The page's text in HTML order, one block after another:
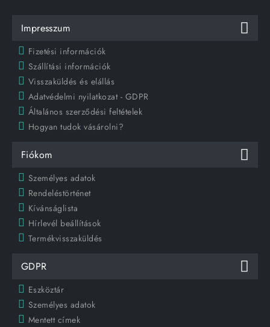
Impresszum
Fizetési információk
Szállítási információk
Visszaküldés és elállás
Adatvédelmi nyilatkozat - GDPR
Általános szerződési feltételek
Hogyan tudok vásárolni?
Fiókom
Személyes adatok
Rendeléstörténet
Kívánságlista
Hírlevél beállítások
Termékvisszaküldés
GDPR
Eszköztár
Személyes adatok
Mentett címek